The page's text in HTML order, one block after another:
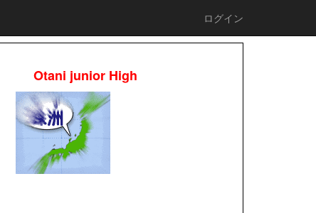
ログイン
Otani junior High